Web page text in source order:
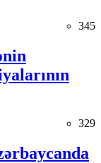
345
329